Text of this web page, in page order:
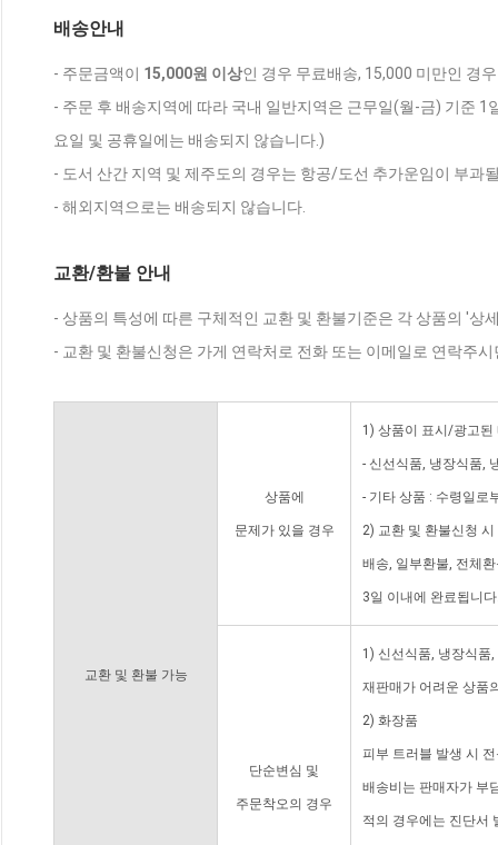
배송안내
- 주문금액이 15,000원 이상인 경우 무료배송, 15,000 미만인 경
- 주문 후 배송지역에 따라 국내 일반지역은 근무일(월-금) 기준
요일 및 공휴일에는 배송되지 않습니다.)
- 도서 산간 지역 및 제주도의 경우는 항공/도선 추가운임이 부과
- 해외지역으로는 배송되지 않습니다.
교환/환불 안내
- 상품의 특성에 따른 구체적인 교환 및 환불기준은 각 상품의 '상
- 교환 및 환불신청은 가게 연락처로 전화 또는 이메일로 연락주
교환 및 환불 가능
상품에
문제가 있을 경우
1) 상품이 표시/광고된
- 신선식품, 냉장식품,
- 기타 상품 : 수령일로
2) 교환 및 환불신청
배송, 일부환불, 전체
3일 이내에 완료됩니
단순변심 및
주문착오의 경우
1) 신선식품, 냉장식품
재판매가 어려운 상품
2) 화장품
피부 트러블 발생 시
배송비는 판매자가 부
적의 경우에는 진단서